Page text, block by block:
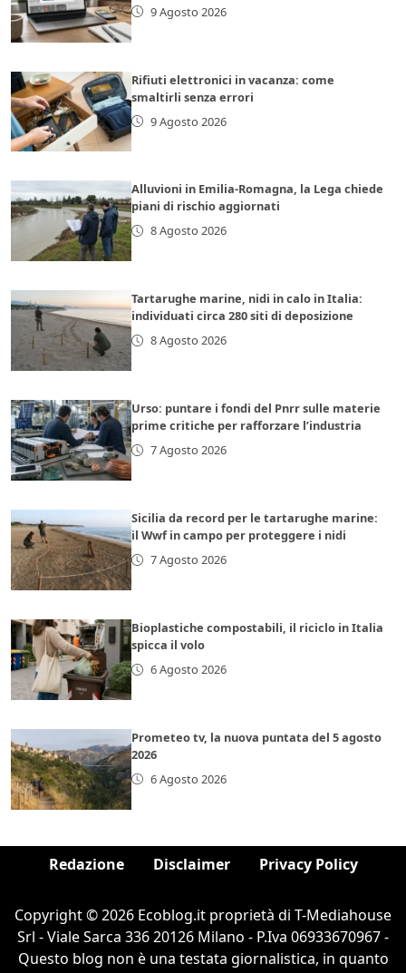
9 Agosto 2026
Rifiuti elettronici in vacanza: come
smaltirli senza errori
9 Agosto 2026
Alluvioni in Emilia-Romagna, la Lega chiede
piani di rischio aggiornati
8 Agosto 2026
Tartarughe marine, nidi in calo in Italia:
individuati circa 280 siti di deposizione
8 Agosto 2026
Urso: puntare i fondi del Pnrr sulle materie
prime critiche per rafforzare l’industria
7 Agosto 2026
Sicilia da record per le tartarughe marine:
il Wwf in campo per proteggere i nidi
7 Agosto 2026
Bioplastiche compostabili, il riciclo in Italia
spicca il volo
6 Agosto 2026
Prometeo tv, la nuova puntata del 5 agosto
2026
6 Agosto 2026
Redazione Disclaimer Privacy Policy
Copyright © 2026 Ecoblog.it proprietà di T-Mediahouse
Srl - Viale Sarca 336 20126 Milano - P.Iva 06933670967 -
Questo blog non è una testata giornalistica, in quanto